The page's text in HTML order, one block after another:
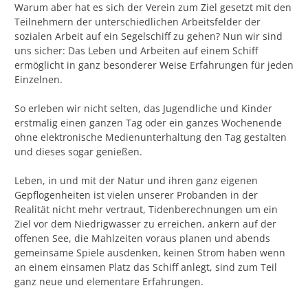
Warum aber hat es sich der Verein zum Ziel gesetzt mit den
Teilnehmern der unterschiedlichen Arbeitsfelder der
sozialen Arbeit auf ein Segelschiff zu gehen? Nun wir sind
uns sicher: Das Leben und Arbeiten auf einem Schiff
ermöglicht in ganz besonderer Weise Erfahrungen für jeden
Einzelnen.
So erleben wir nicht selten, das Jugendliche und Kinder
erstmalig einen ganzen Tag oder ein ganzes Wochenende
ohne elektronische Medienunterhaltung den Tag gestalten
und dieses sogar genießen.
Leben, in und mit der Natur und ihren ganz eigenen
Gepflogenheiten ist vielen unserer Probanden in der
Realität nicht mehr vertraut, Tidenberechnungen um ein
Ziel vor dem Niedrigwasser zu erreichen, ankern auf der
offenen See, die Mahlzeiten voraus planen und abends
gemeinsame Spiele ausdenken, keinen Strom haben wenn
an einem einsamen Platz das Schiff anlegt, sind zum Teil
ganz neue und elementare Erfahrungen.